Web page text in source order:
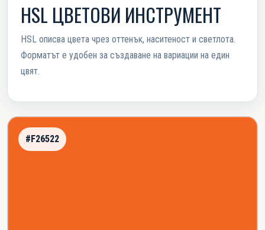
HSL ЦВЕТОВИ ИНСТРУМЕНТ
HSL описва цвета чрез оттенък, наситеност и светлота.
Форматът е удобен за създаване на вариации на един
цвят.
#F26522